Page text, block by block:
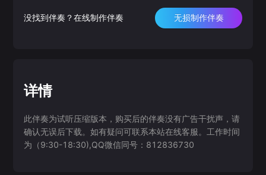
没找到伴奏？在线制作伴奏 无损制作伴奏
详情
此伴奏为试听压缩版本，购买后的伴奏没有广告干扰声，请
确认无误后下载。如有疑问可联系本站在线客服。工作时间
为（9:30-18:30),QQ微信同号：812836730